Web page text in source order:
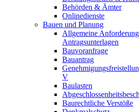
Behörden & Ämter
Onlinedienste
Bauen und Planung
Allgemeine
Antragsunterlagen
Bauvoranfrage
Bauantrag
V
Baulasten
Baurechtliche Verstöße